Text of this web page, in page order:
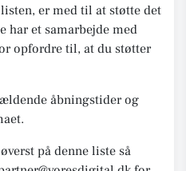
er med til at støtte det
har et samarbejde med
opfordre til, at du støtter
åbningstider og
på denne liste så